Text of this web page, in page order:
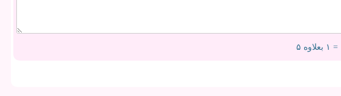
= ۱ بعلاوه ۵